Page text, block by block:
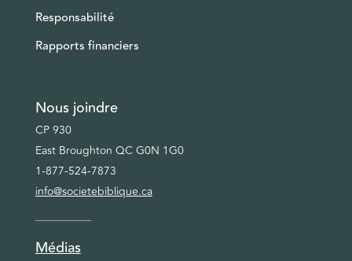
Responsabilité
Rapports financiers
Nous joindre
CP 930
East Broughton QC G0N 1G0
1-877-524-7873
info@societebiblique.ca
Médias